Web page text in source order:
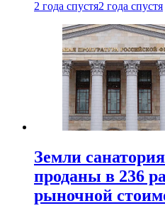
2 года спустя2 года спустя
Земли
проданы в 236
рыночной